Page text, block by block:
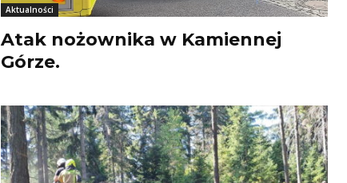
Aktualności
Atak nożownika w Kamiennej
Górze.